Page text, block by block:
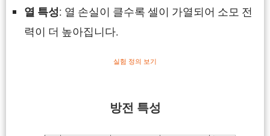
방전 특성
열 특성: 열 손실이 클수록 셀이 가열되어 소모 전
력이 더 높아집니다.
실험 정의 보기